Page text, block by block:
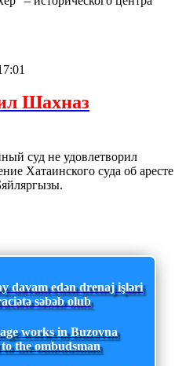
Шахназ
суд не удовлетворил
Хатаинского суда об аресте
davam edən drenaj işləri
səbəb olub
works in Buzovna
the ombudsman